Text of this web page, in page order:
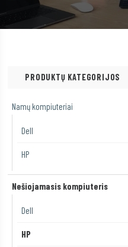
PRODUKTŲ KATEGORIJOS
Namų kompiuteriai
Dell
HP
Nešiojamasis kompiuteris
Dell
HP